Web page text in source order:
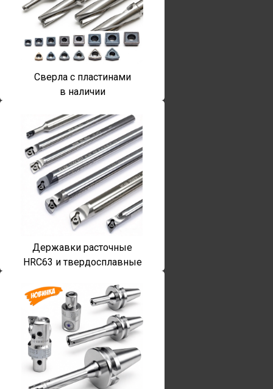
Сверла с пластинами
в наличии
Державки расточные
HRC63 и твердосплавные